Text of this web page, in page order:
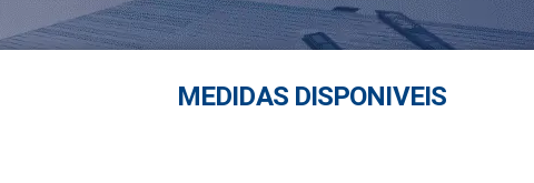
MEDIDAS DISPONIVEIS